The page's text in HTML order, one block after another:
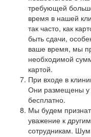
требующей
время в нашей
так часто, как
быть сдачи,
ваше время, мы
необходимой
картой.
При входе в
Они размещены у
бесплатно.
Мы будем
уважение к
сотрудникам.